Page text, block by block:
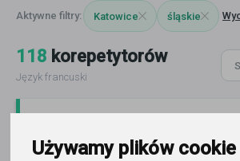
Używamy plików cookie
Katowice śląskie
118 korepetytorów
Język francuski